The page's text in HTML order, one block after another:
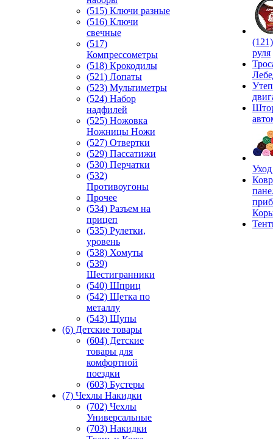
(515) Ключи разные
(516) Ключи
свечные
(517)
Компрессометры
(518) Крокодилы
(521) Лопаты
(523) Мультиметры
(524) Набор
надфилей
(525) Ножовка
Ножницы Ножи
(527) Отвертки
(529) Пассатижи
(530) Перчатки
(532)
Противоугоны
Прочее
(534) Разъем на
прицеп
(535) Рулетки,
уровень
(538) Хомуты
(539)
Шестигранники
(540) Шприц
(542) Щетка по
металлу
(543) Щупы
(6) Детские товары
(604) Детские
товары для
комфортной
поездки
(603) Бустеры
(7) Чехлы Накидки
(702) Чехлы
Универсальные
(703) Накидки
руля
Уход